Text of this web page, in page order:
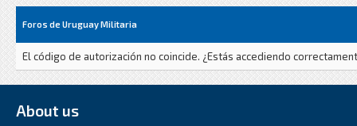
Foros de Uruguay Militaria
El código de autorización no coincide. ¿Estás accediendo
About us